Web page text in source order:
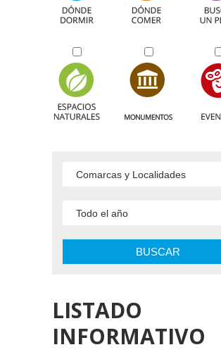
BUSCAR
LISTADO
INFORMATIVO